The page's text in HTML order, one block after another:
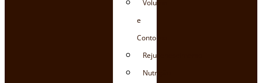
Volume
e
Contorno
Rejuvenescimento
Nutrição